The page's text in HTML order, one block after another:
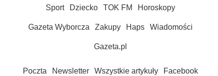
Sport Dziecko TOK FM Horoskopy
Gazeta Wyborcza Zakupy Haps Wiadomości
Gazeta.pl
Poczta Newsletter Wszystkie artykuły Facebook